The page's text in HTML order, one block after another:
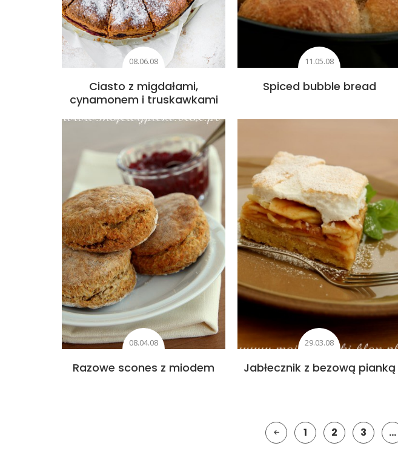
08.06.08
Ciasto z migdałami,
cynamonem i truskawkami
11.05.08
Spiced bubble bread
08.04.08
Razowe scones z miodem
29.03.08
Jabłecznik z bezową pianką
1 2 3 …